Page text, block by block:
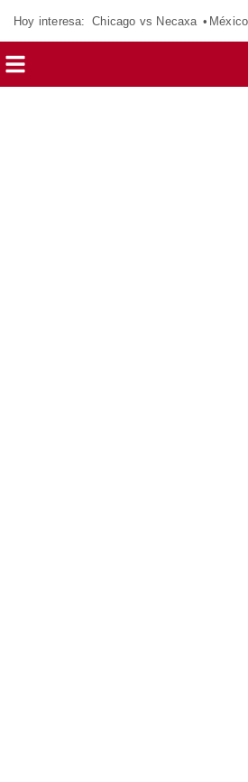
Hoy interesa: Chicago vs Necaxa